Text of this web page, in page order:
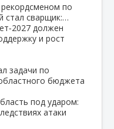
по
стал сварщик:…
должен
и рост
задачи по
бюджета
под ударом:
атаки